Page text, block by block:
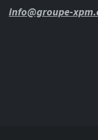
info@groupe-